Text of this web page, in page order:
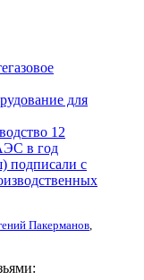
для
12
в год
подписали с
Пакерманов